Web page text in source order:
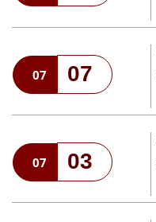
07 07
07 03